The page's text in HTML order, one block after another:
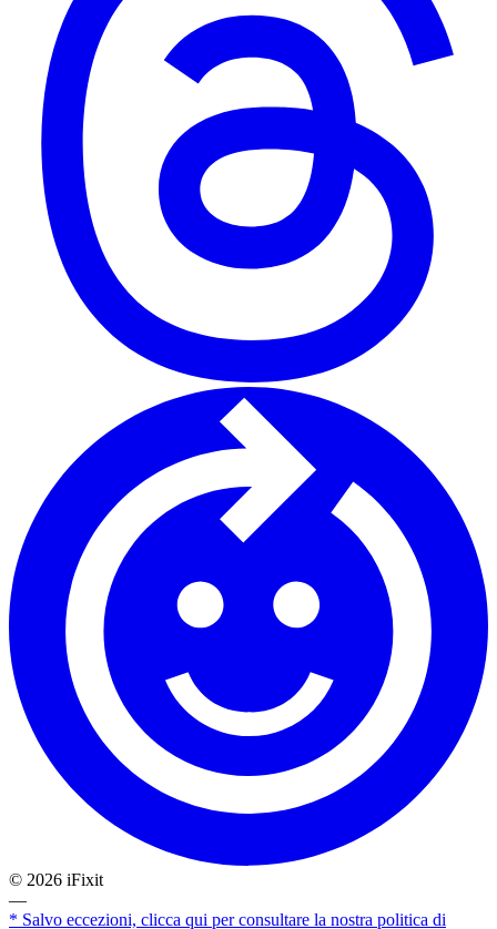
© 2026 iFixit
—
* Salvo eccezioni, clicca qui per consultare la nostra politica di